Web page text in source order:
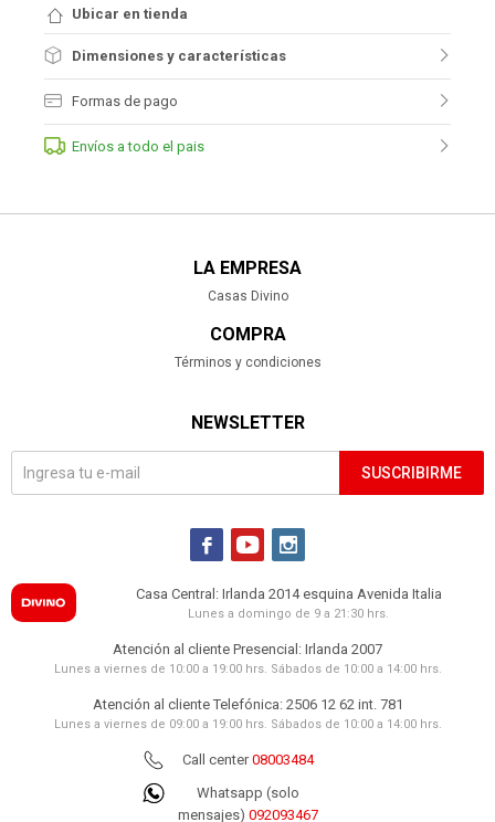
Ubicar en tienda
Dimensiones y características
Formas de pago
Envíos a todo el pais
LA EMPRESA
Casas Divino
COMPRA
Términos y condiciones
NEWSLETTER
SUSCRIBIRME
  
Casa Central: Irlanda 2014 esquina Avenida Italia
Lunes a domingo de 9 a 21:30 hrs.
Atención al cliente Presencial: Irlanda 2007
Lunes a viernes de 10:00 a 19:00 hrs. Sábados de 10:00 a 14:00 hrs.
Atención al cliente Telefónica: 2506 12 62 int. 781
Lunes a viernes de 09:00 a 19:00 hrs. Sábados de 10:00 a 14:00 hrs.
Call center08003484
Whatsapp (solo
mensajes) 092093467